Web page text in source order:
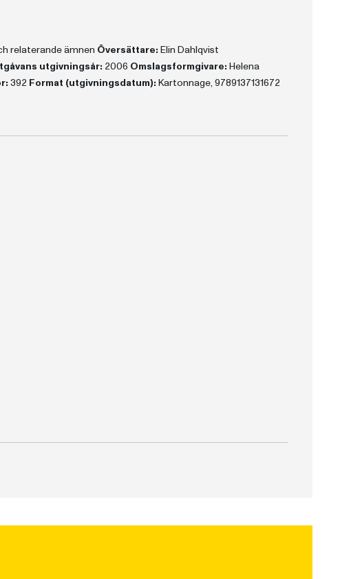
relaterande ämnen Översättare: Elin Dahlqvist
utgivningsår: 2006 Omslagsformgivare: Helena
392 Format (utgivningsdatum): Kartonnage, 9789137131672